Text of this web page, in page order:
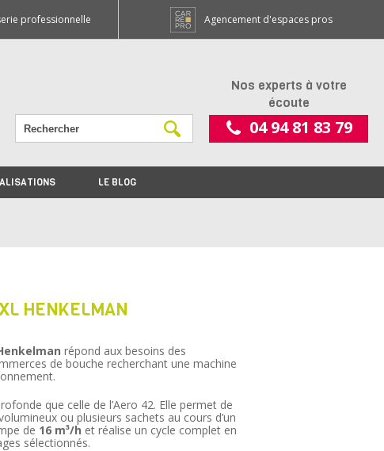
professionnelle Agencement d'espaces pros
Nos experts à votre
écoute
04 94 81 83 79
LE BLOG
HENKELMAN
répond aux besoins des
de bouche recherchant une machine
que celle de l’Aero 42. Elle permet de
ou plusieurs sachets au cours d’un
de 16 m³/h et réalise un cycle complet en
sélectionnés.